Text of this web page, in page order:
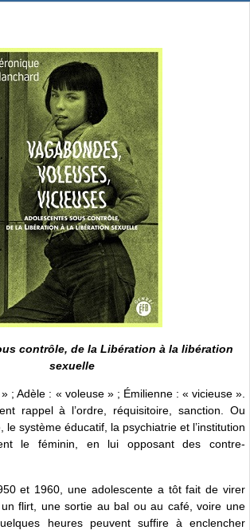
contrôle, de la Libération à la libération
sexuelle
; Adèle : « voleuse » ; Émilienne : « vicieuse ».
rappel à l’ordre, réquisitoire, sanction. Ou
le système éducatif, la psychiatrie et l’institution
le féminin, en lui opposant des contre-
et 1960, une adolescente a tôt fait de virer
flirt, une sortie au bal ou au café, voire une
heures peuvent suffire à enclencher